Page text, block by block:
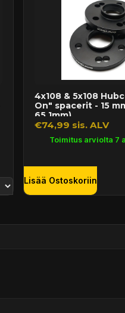
4x108 & 5x108
On" spacerit - 15
65,1mm)
€74,99 sis. ALV
Toimitus arviolta 7
Lisää Ostoskoriin